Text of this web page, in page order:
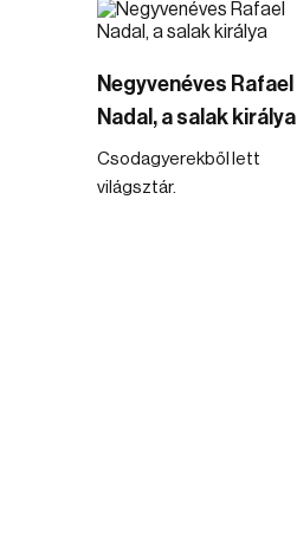
Negyvenéves Rafael
Nadal, a salak királya
Csodagyerekből lett
világsztár.